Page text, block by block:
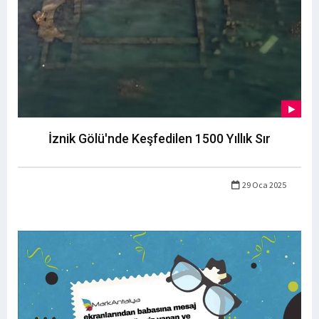
İznik Gölü'nde Keşfedilen 1500 Yıllık Sır
29 Oca 2025